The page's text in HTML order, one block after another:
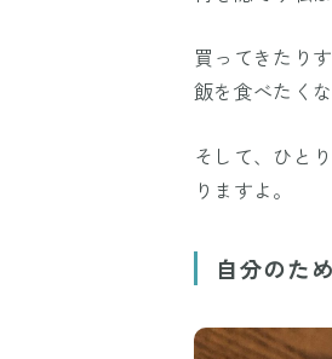
買ってきたり
飯を食べたく
そして、ひと
りますよ。
自分のた